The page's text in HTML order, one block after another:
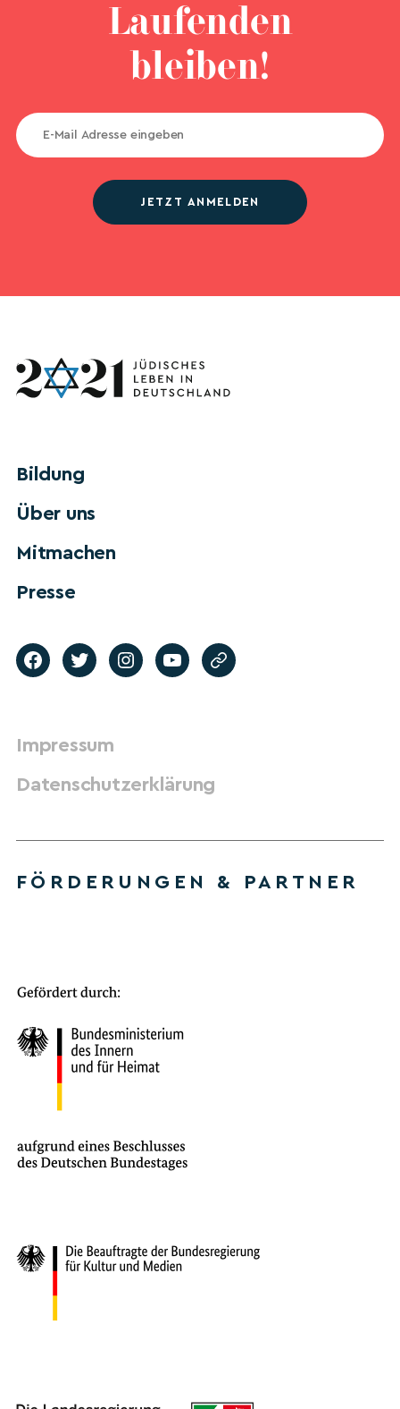
Laufenden
bleiben!
JETZT ANMELDEN
Bildung
Über uns
Mitmachen
Presse
Impressum
Datenschutzerklärung
FÖRDERUNGEN & PARTNER